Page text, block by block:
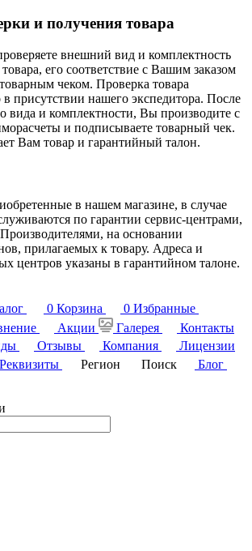
и получения товара
внешний вид и комплектность
его соответствие с Вашим заказом
чеком. Проверка товара
в присутствии нашего экспедитора. После
вида и комплектности, Вы производите с
и подписываете товарный чек.
Вам товар и гарантийный талон.
в нашем магазине, в случае
по гарантии сервис-центрами,
на основании
прилагаемых к товару. Адреса и
центров указаны в гарантийном талоне.
0 Корзина 0 Избранные
Акции Галерея
Контакты
Отзывы Компания
Лицензии
Реквизиты Регион Поиск
Блог